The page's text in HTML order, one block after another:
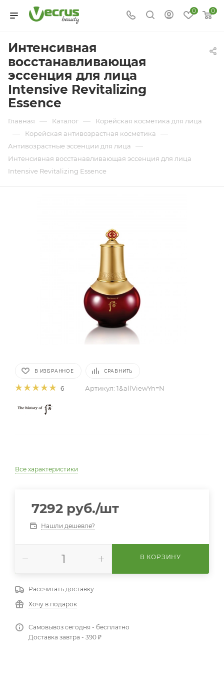
0 0
Интенсивная
восстанавливающая
эссенция для лица
Intensive Revitalizing
Essence
Главная — Каталог — Корейская косметика для лица
— Корейская антивозрастная косметика —
Антивозрастные эссенции для лица —
Интенсивная восстанавливающая эссенция для лица
Intensive Revitalizing Essence
В ИЗБРАННОЕ СРАВНИТЬ
6 Артикул: 1&allViewYn=N
Все характеристики
7292 руб./шт
Нашли дешевле?
В КОРЗИНУ
Рассчитать доставку
Хочу в подарок
Самовывоз сегодня - бесплатно
Доставка завтра - 390 ₽